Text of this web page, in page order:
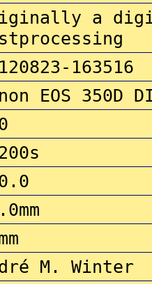
a
163516
EOS 350D
M. Winter